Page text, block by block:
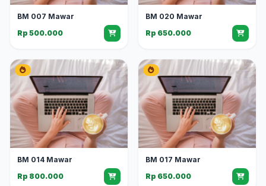
BM 007 Mawar
Rp 500.000
BM 020 Mawar
Rp 650.000
BM 014 Mawar
Rp 800.000
BM 017 Mawar
Rp 650.000